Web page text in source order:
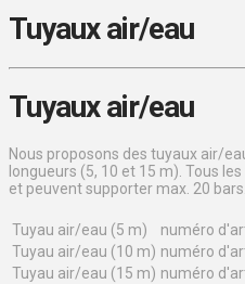
Tuyaux air/eau
Tuyaux air/eau
Nous proposons des tuyaux air/
longueurs (5, 10 et 15 m). Tous
et peuvent supporter max. 20 bars.
Tuyau air/eau (5 m)
numéro
Tuyau air/eau (10 m) numéro
Tuyau air/eau (15 m) numéro